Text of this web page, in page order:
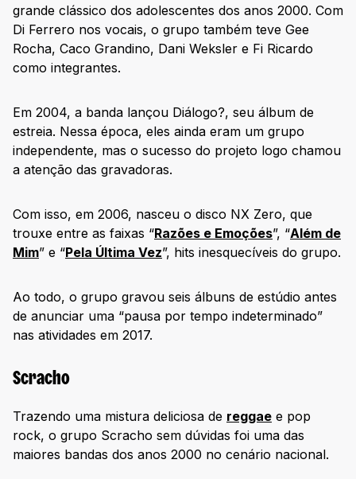
grande clássico dos adolescentes dos anos 2000. Com
Di Ferrero nos vocais, o grupo também teve Gee
Rocha, Caco Grandino, Dani Weksler e Fi Ricardo
como integrantes.
Em 2004, a banda lançou Diálogo?, seu álbum de
estreia. Nessa época, eles ainda eram um grupo
independente, mas o sucesso do projeto logo chamou
a atenção das gravadoras.
Com isso, em 2006, nasceu o disco NX Zero, que
trouxe entre as faixas “Razões e Emoções”, “Além de
Mim” e “Pela Última Vez”, hits inesquecíveis do grupo.
Ao todo, o grupo gravou seis álbuns de estúdio antes
de anunciar uma “pausa por tempo indeterminado”
nas atividades em 2017.
Scracho
Trazendo uma mistura deliciosa de reggae e pop
rock, o grupo Scracho sem dúvidas foi uma das
maiores bandas dos anos 2000 no cenário nacional.